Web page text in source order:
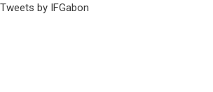
Tweets by IFGabon